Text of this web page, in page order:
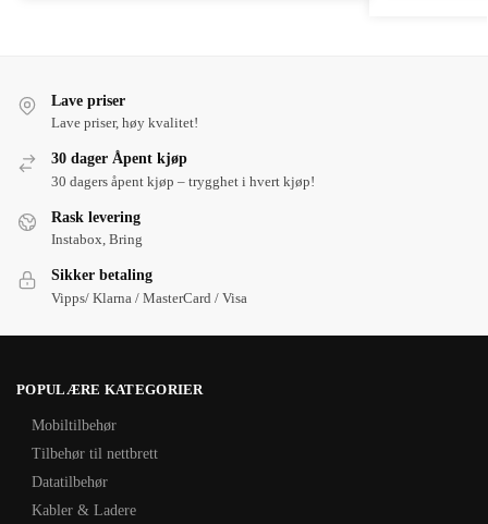
Lave priser
Lave priser, høy kvalitet!
30 dager Åpent kjøp
30 dagers åpent kjøp – trygghet i hvert kjøp!
Rask levering
Instabox, Bring
Sikker betaling
Vipps/ Klarna / MasterCard / Visa
POPULÆRE KATEGORIER
Mobiltilbehør
Tilbehør til nettbrett
Datatilbehør
Kabler & Ladere